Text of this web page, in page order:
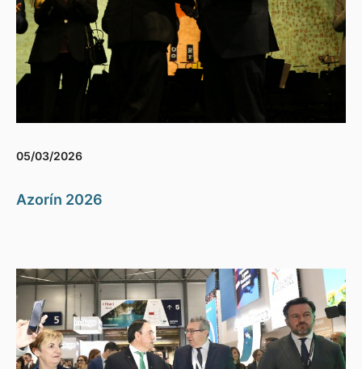
05/03/2026
Azorín 2026